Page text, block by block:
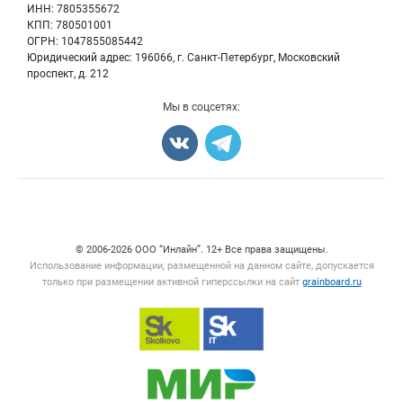
ИНН: 7805355672
КПП: 780501001
ОГРН: 1047855085442
Юридический адрес: 196066, г. Санкт-Петербург, Московский
проспект, д. 212
Мы в соцсетях:
© 2006‑2026 ООО “Инлайн”. 12+ Все права защищены.
Использование информации, размещенной на данном сайте, допускается
только при размещении активной гиперссылки на сайт grainboard.ru